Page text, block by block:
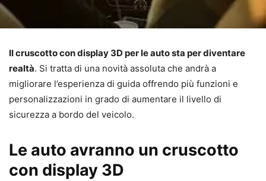
Il cruscotto con display 3D per le auto sta per diventare
realtà. Si tratta di una novità assoluta che andrà a
migliorare l’esperienza di guida offrendo più funzioni e
personalizzazioni in grado di aumentare il livello di
sicurezza a bordo del veicolo.
Le auto avranno un cruscotto
con display 3D